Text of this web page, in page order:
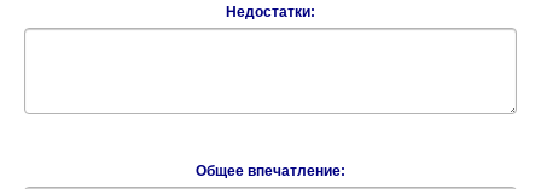
Недостатки:
Общее впечатление: